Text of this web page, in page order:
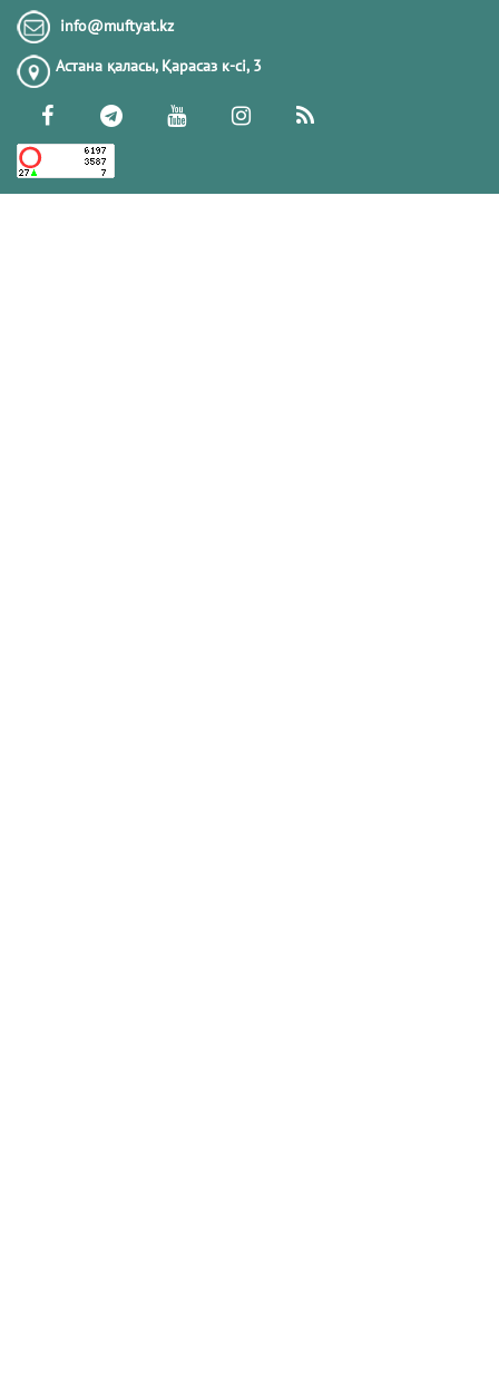
Тіл-көзден сақтану және одан арылу
жолдарын білесіз бе?
13.11.2017 178918
ГҮЛЕНШІЛЕР
info@muftyat.kz
Астана қаласы, Қарасаз к-сi, 3